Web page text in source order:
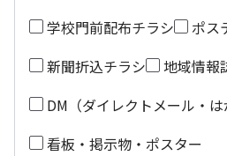
学校門前配布チラシ
ポス
新聞折込チラシ
地域情報
DM（ダイレクトメール・は
看板・掲示物・ポスター